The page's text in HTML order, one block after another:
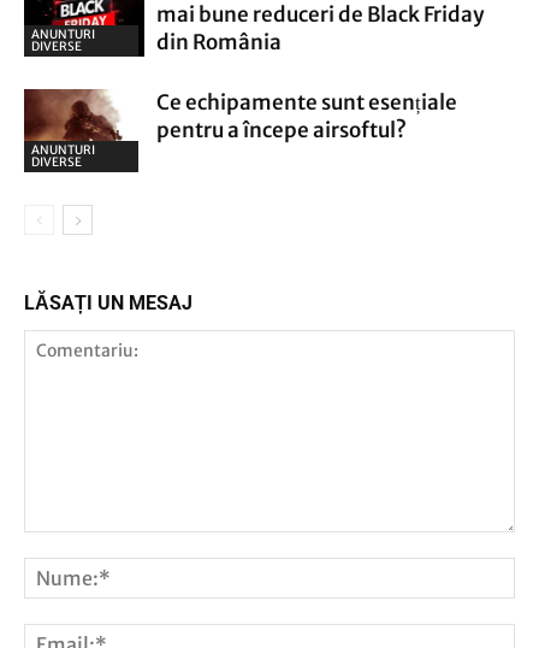
ANUNTURI
DIVERSE
mai bune reduceri de Black Friday
din România
ANUNTURI
DIVERSE
Ce echipamente sunt esențiale
pentru a începe airsoftul?
LĂSAȚI UN MESAJ